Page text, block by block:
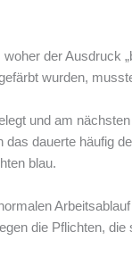
der Ausdruck
wurden,
und am
dauerte häufig
blau.
die Pflichten,